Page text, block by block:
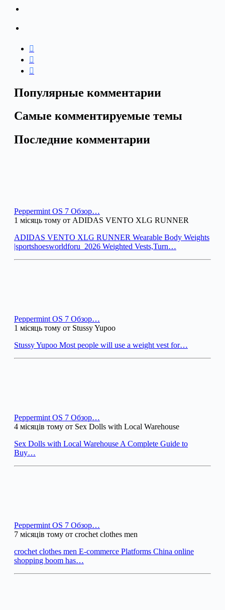
Популярные комментарии
Самые комментируемые темы
Последние комментарии
Peppermint OS 7 Обзор…
1 місяць тому от ADIDAS VENTO XLG RUNNER
ADIDAS VENTO XLG RUNNER Wearable Body Weights
|sportshoesworldforu_2026 Weighted Vests,Turn…
Peppermint OS 7 Обзор…
1 місяць тому от Stussy Yupoo
Stussy Yupoo Most people will use a weight vest for…
Peppermint OS 7 Обзор…
4 місяців тому от Sex Dolls with Local Warehouse
Sex Dolls with Local Warehouse A Complete Guide to
Buy…
Peppermint OS 7 Обзор…
7 місяців тому от crochet clothes men
crochet clothes men E-commerce Platforms China online
shopping boom has…